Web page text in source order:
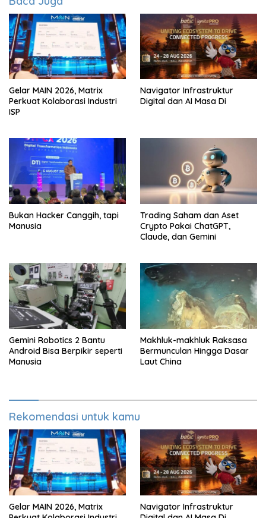
Gelar MAIN 2026, Matrix
Perkuat Kolaborasi Industri
ISP
Navigator Infrastruktur
Digital dan AI Masa Di
Bukan Hacker Canggih, tapi
Manusia
Trading Saham dan Aset
Crypto Pakai ChatGPT,
Claude, dan Gemini
Gemini Robotics 2 Bantu
Android Bisa Berpikir seperti
Manusia
Makhluk-makhluk Raksasa
Bermunculan Hingga Dasar
Laut China
Rekomendasi untuk kamu
Gelar MAIN 2026, Matrix
Navigator Infrastruktur